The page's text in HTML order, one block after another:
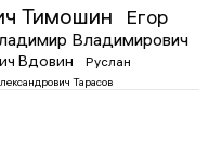
Тимошин
Егор
Владимирович
Вдовин
Руслан
Тарасов